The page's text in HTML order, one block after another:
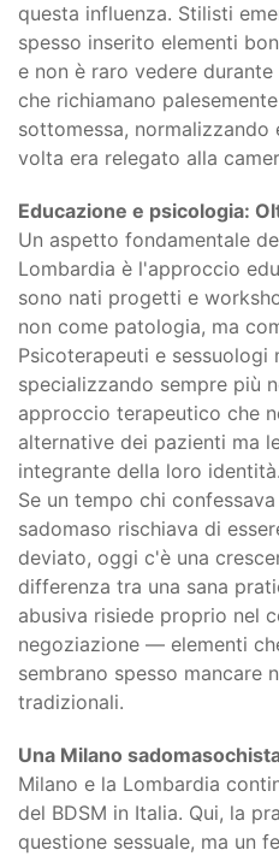
questa influenza. Stilisti
spesso inserito elementi
e non è raro vedere
che richiamano
sottomessa, normalizzando
volta era relegato alla
Educazione e psicologia:
Un aspetto fondamentale
Lombardia è l'approccio
sono nati progetti e
non come patologia, ma
Psicoterapeuti e sessuologi
specializzando sempre più
approccio terapeutico che
alternative dei pazienti ma
integrante della loro identità.
Se un tempo chi
sadomaso rischiava di
deviato, oggi c'è una
differenza tra una sana
abusiva risiede proprio nel
negoziazione — elementi
sembrano spesso mancare
tradizionali.
Una Milano
Milano e la Lombardia
del BDSM in Italia. Qui, la
questione sessuale, ma un